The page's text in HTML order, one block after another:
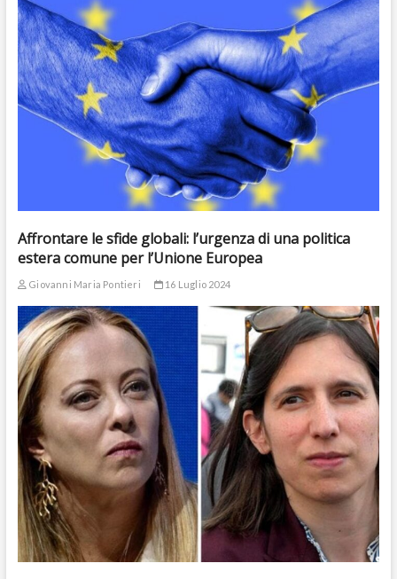
Affrontare le sfide globali: l’urgenza di una politica
estera comune per l’Unione Europea
Giovanni Maria Pontieri 16 Luglio 2024